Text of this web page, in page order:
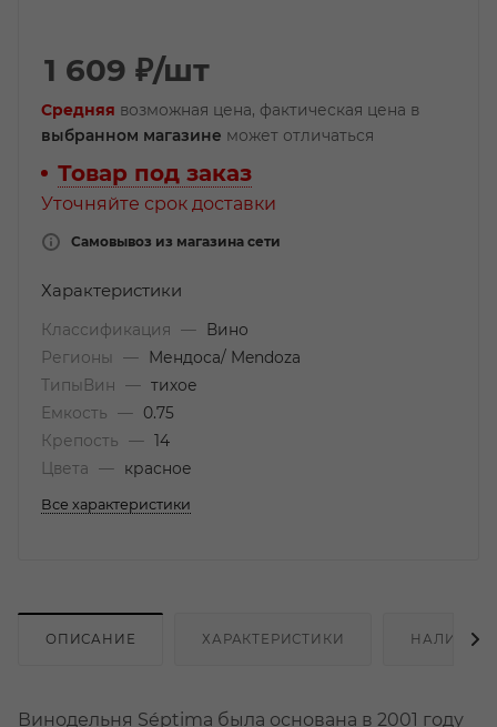
1 609 ₽/шт
Средняя возможная цена, фактическая цена в
выбранном магазине может отличаться
Товар под заказ
Уточняйте срок доставки
Самовывоз из магазина сети
Характеристики
Классификация —
Вино
Регионы
—
Мендоса/ Mendoza
ТипыВин
— тихое
Емкость
—
0.75
Крепость
— 14
Цвета
— красное
Все характеристики
ОПИСАНИЕ ХАРАКТЕРИСТИКИ НАЛИЧИЕ
Винодельня Séptima была основана в 2001 году